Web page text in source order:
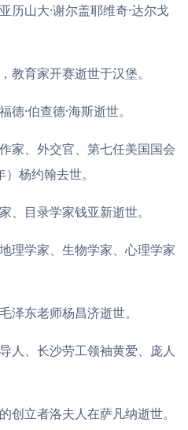
山大·谢尔盖耶维奇·达尔戈
育家开赛逝世于汉堡。
·伯查德·海斯逝世。
、外交官、第七任美国国会
杨约翰去世。
目录学家钱亚新逝世。
理学家、生物学家、心理学家
东老师杨昌济逝世。
人、长沙劳工领袖黄爱、庞人
立者洛夫人在萨凡纳逝世。